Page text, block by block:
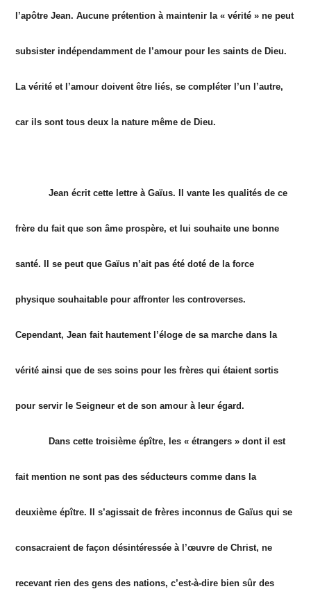
l’apôtre Jean. Aucune prétention à maintenir la « vérité » ne peut
subsister indépendamment de l’amour pour les saints de Dieu.
La vérité et l’amour doivent être liés, se compléter l’un l’autre,
car ils sont tous deux la nature même de Dieu.
Jean écrit cette lettre à Gaïus. Il vante les qualités de ce
frère du fait que son âme prospère, et lui souhaite une bonne
santé. Il se peut que Gaïus n’ait pas été doté de la force
physique souhaitable pour affronter les controverses.
Cependant, Jean fait hautement l’éloge de sa marche dans la
vérité ainsi que de ses soins pour les frères qui étaient sortis
pour servir le Seigneur et de son amour à leur égard.
Dans cette troisième épître, les « étrangers » dont il est
fait mention ne sont pas des séducteurs comme dans la
deuxième épître. Il s’agissait de frères inconnus de Gaïus qui se
consacraient de façon désintéressée à l’œuvre de Christ, ne
recevant rien des gens des nations, c’est-à-dire bien sûr des